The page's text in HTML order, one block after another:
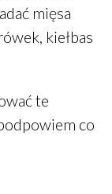
mięsa
kiełbas
te
co